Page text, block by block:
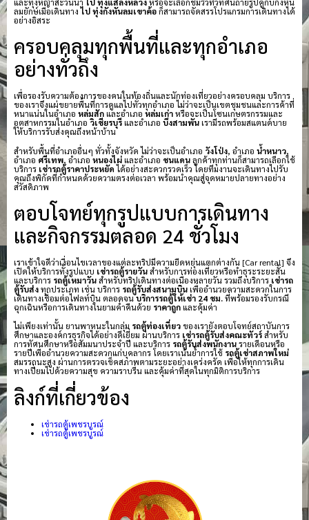
ลมยักษ์เมื่อเดินทางไป ทุ่งกังหันลมเขาค้อก็สามารถจัดสรรโปรแกรมการเดินทางได้
อย่างอิสระ
ครอบคลุมทุกพื้นที่และทุกอำเภอ
อย่างทั่วถึง
เพื่อรองรับความต้องการของคนในท้องถิ่นและนักท่องเที่ยวอย่างครอบคลุม บริการ
ของเราจึงแผ่ขยายพื้นที่การดูแลไปทั่วทุกอำเภอ ไม่ว่าจะเป็นเขตชุมชนและการค้าที่
หนาแน่นในอำเภอ หล่มสักและอำเภอ หล่มเก่าหรือจะเป็นโซนเกษตรกรรมและ
อุตสาหกรรมในอำเภอ วิเชียรบุรีและอำเภอ บึงสามพันเรามีรถพร้อมสแตนด์บาย
ให้บริการรับส่งคุณถึงหน้าบ้าน
สำหรับพื้นที่อำเภออื่นๆ ทั่วทั้งจังหวัด ไม่ว่าจะเป็นอำเภอ วังโป่ง, อำเภอ น้ำหนาว,
อำเภอ ศรีเทพ, อำเภอหนองไผ่และอำเภอ ชนแดนลูกค้าทุกท่านก็สามารถเลือกใช้
บริการ เช่ารถตู้ราคาประหยัดได้อย่างสะดวกรวดเร็ว โดยทีมงานจะเดินทางไปรับ
คุณถึงพิกัดที่กำหนดด้วยความตรงต่อเวลา พร้อมนำคุณสู่จุดหมายปลายทางอย่าง
สวัสดิภาพ
ตอบโจทย์ทุกรูปแบบการเดินทาง
และกิจกรรมตลอด 24 ชั่วโมง
เราเข้าใจดีว่าเงื่อนไขเวลาของแต่ละทริปมีความยืดหยุ่นแตกต่างกัน [Car rental] จึง
เปิดให้บริการทั้งรูปแบบ เช่ารถตู้รายวันสำหรับการท่องเที่ยวหรือทำธุระระยะสั้น
และบริการ รถตู้เหมาวันสำหรับทริปเดินทางต่อเนื่องหลายวัน รวมถึงบริการ เช่ารถ
ตู้รับส่งทุกประเภท เช่น บริการ รถตู้รับส่งสนามบินเพื่ออำนวยความสะดวกในการ
เดินทางเชื่อมต่อไฟลท์บิน ตลอดจนบริการรถตู้ให้เช่า 24 ชม.ที่พร้อมรองรับกรณี
ฉุกเฉินหรือการเดินทางในยามค่ำคืนด้วย ราคาถูกและคุ้มค่า
ไม่เพียงเท่านั้น ยานพาหนะในกลุ่ม รถตู้ท่องเที่ยว ของเรายังตอบโจทย์สถาบันการ
ศึกษาและองค์กรธุรกิจได้อย่างดีเยี่ยม ผ่านบริการ เช่ารถตู้รับส่งคณะทัวร์สำหรับ
การทัศนศึกษาหรือสัมมนาประจำปี และบริการ รถตู้รับส่งพนักงานรายเดือนหรือ
รายปีเพื่ออำนวยความสะดวกแก่บุคลากร โดยเราเน้นย้ำการใช้ รถตู้เช่าสภาพใหม่
สมรรถนะสูง ผ่านการตรวจเช็คสภาพตามระยะอย่างเคร่งครัด เพื่อให้ทุกการเดิน
ทางเปี่ยมไปด้วยความสุข ความราบรื่น และคุ้มค่าที่สุดในทุกมิติการบริการ
ลิงก์ที่เกี่ยวข้อง
เช่ารถตู้เพชรบูรณ์
เช่ารถตู้เพชรบูรณ์